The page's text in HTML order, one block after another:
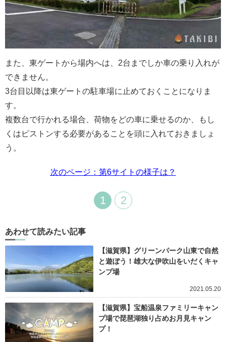
また、東ゲートから場内へは、2台までしか車の乗り入れが
できません。
3台目以降は東ゲートの駐車場に止めておくことになりま
す。
複数台で行かれる場合、荷物をどの車に乗せるのか、もし
くはピストンする必要があることを頭に入れておきましょ
う。
次のページ：第6サイトの様子は？
1 2
あわせて読みたい記事
【滋賀県】グリーンパーク山東で自然
と遊ぼう！雄大な伊吹山をいだくキャ
ンプ場
2021.05.20
【滋賀県】宝船温泉ファミリーキャン
プ場で琵琶湖独り占めお月見キャン
プ！